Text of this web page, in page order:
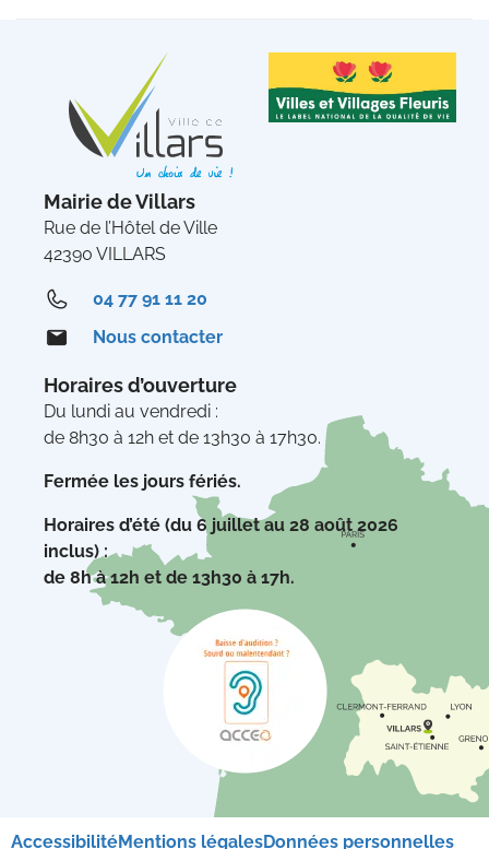
Mairie de Villars
Rue de l’Hôtel de Ville
42390 VILLARS
04 77 91 11 20
Nous contacter
Horaires d’ouverture
Du lundi au vendredi :
de 8h30 à 12h et de 13h30 à 17h30.
Fermée les jours fériés.
Horaires d’été (du 6 juillet au 28 août 2026
inclus) :
de 8h à 12h et de 13h30 à 17h.
AccessibilitéMentions légalesDonnées personnelles